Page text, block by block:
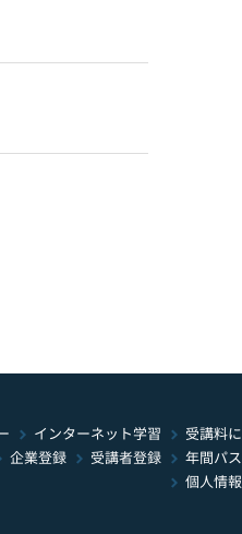
インターネット学習 受講料
企業登録 受講者登録 年間パ
個人情